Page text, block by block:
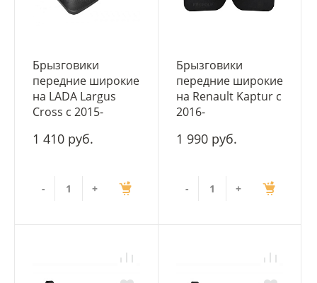
Брызговики
передние широкие
на LADA Largus
Cross с 2015-
1 410 руб.
- +
Брызговики
передние широкие
на Renault Kaptur с
2016-
1 990 руб.
- +